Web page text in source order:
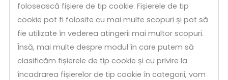
folosească fișiere de tip cookie. Fișierele de tip
cookie pot fi folosite cu mai multe scopuri și pot să
fie utilizate în vederea atingerii mai multor scopuri.
Însă, mai multe despre modul în care putem să
clasificăm fișierele de tip cookie și cu privire la
încadrarea fișierelor de tip cookie în categorii, vom